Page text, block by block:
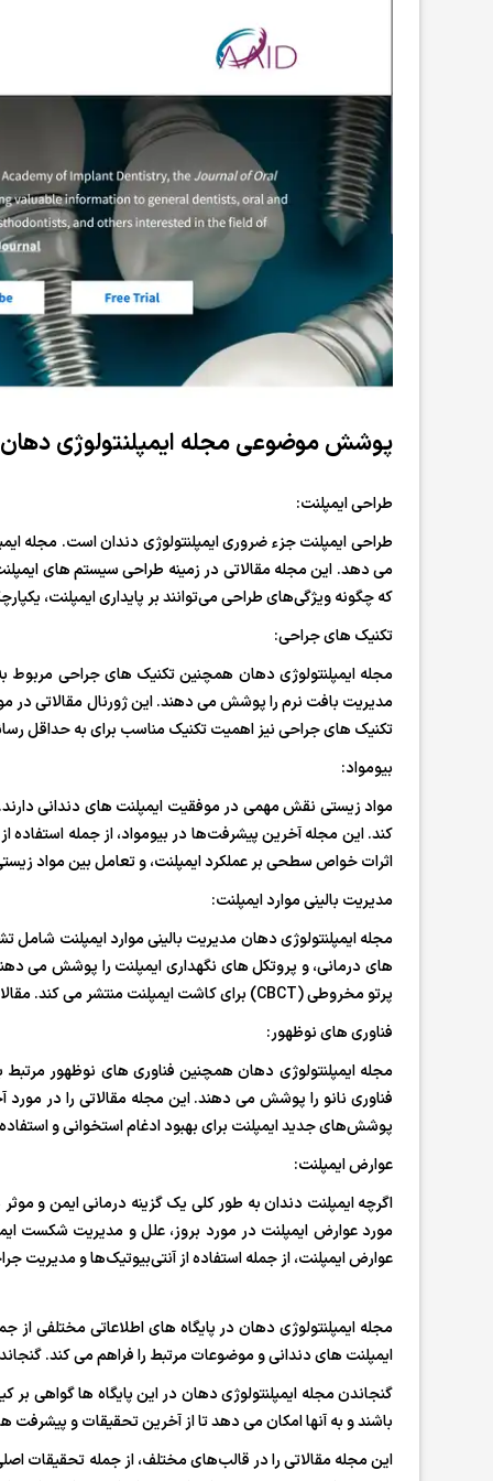
پوشش موضوعی مجله ایمپلنتولوژی دهان
طراحی ایمپلنت:
طراحی ایمپلنت جزء ضروری ایمپلنتولوژی دندان است. مجله
می دهد. این مجله مقالاتی در زمینه طراحی سیستم های
که چگونه ویژگی‌های طراحی می‌توانند بر پایداری ایمپلنت،
تکنیک های جراحی:
مجله ایمپلنتولوژی دهان همچنین تکنیک های جراحی
مدیریت بافت نرم را پوشش می دهند. این ژورنال مقالاتی در
تکنیک های جراحی نیز اهمیت تکنیک مناسب برای به حداقل
بیومواد:
مواد زیستی نقش مهمی در موفقیت ایمپلنت های دندانی دارند.
کند. این مجله آخرین پیشرفت‌ها در بیومواد، از جمله
اثرات خواص سطحی بر عملکرد ایمپلنت، و تعامل بین مواد
مدیریت بالینی موارد ایمپلنت:
مجله ایمپلنتولوژی دهان مدیریت بالینی موارد ایمپلنت
های درمانی، و پروتکل های نگهداری ایمپلنت را پوشش می
پرتو مخروطی (CBCT) برای کاشت ایمپلنت منتشر می کند. مقالات مربوط به مدیریت بالینی همچنین اهمیت ارتباط و آموزش بیمار را برای بهبود نتایج بیمار مورد بحث قرار می دهند.
فناوری های نوظهور:
مجله ایمپلنتولوژی دهان همچنین فناوری های نوظهور
فناوری نانو را پوشش می دهند. این مجله مقالاتی را در
پوشش‌های جدید ایمپلنت برای بهبود ادغام استخوانی و استفاده
عوارض ایمپلنت:
اگرچه ایمپلنت دندان به طور کلی یک گزینه درمانی ایمن و
مورد عوارض ایمپلنت در مورد بروز، علل و مدیریت شکست
عوارض ایمپلنت، از جمله استفاده از آنتی‌بیوتیک‌ها و مدیریت
ایمپلنت های دندانی و موضوعات مرتبط را فراهم می کند.
گنجاندن مجله ایمپلنتولوژی دهان در این پایگاه ها گواهی
باشند و به آنها امکان می دهد تا از آخرین تحقیقات و پیشرفت
این مجله مقالاتی را در قالب‌های مختلف، از جمله تحقیقات